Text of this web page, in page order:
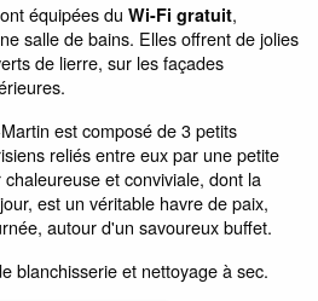
équipées du Wi-Fi gratuit,
salle de bains. Elles offrent de jolies
de lierre, sur les façades
est composé de 3 petits
reliés entre eux par une petite
et conviviale, dont la
est un véritable havre de paix,
autour d'un savoureux buffet.
blanchisserie et nettoyage à sec.